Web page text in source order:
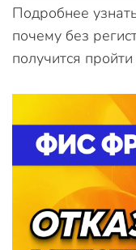
Подробнее
почему без
получится